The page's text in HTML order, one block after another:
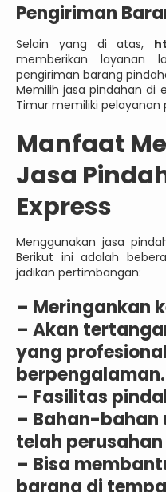
Pengiriman
Selain yang di atas,
memberikan layanan
pengiriman barang
Memilih jasa pindahan di
Timur memiliki pelayanan
Manfaat
Jasa
Express
Menggunakan jasa
Berikut ini adalah
jadikan pertimbangan:
– Meringankan
– Akan
yang
berpengalaman.
– Fasilitas
– Bahan-bahan
telah
– Bisa